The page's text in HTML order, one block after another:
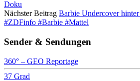
Doku
Nächster Beitrag Barbie Undercover hinter
#ZDFinfo #Barbie #Mattel
Sender & Sendungen
360° – GEO Reportage
37 Grad